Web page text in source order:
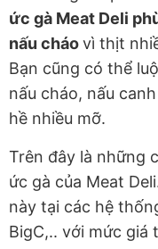
ức gà Meat Deli
nấu cháovì thịt
Bạn cũng có thể
nấu cháo, nấu
hề nhiều mỡ.
Trên đây là những
ức gà của Meat
này tại các hệ
BigC,.. với mức giá